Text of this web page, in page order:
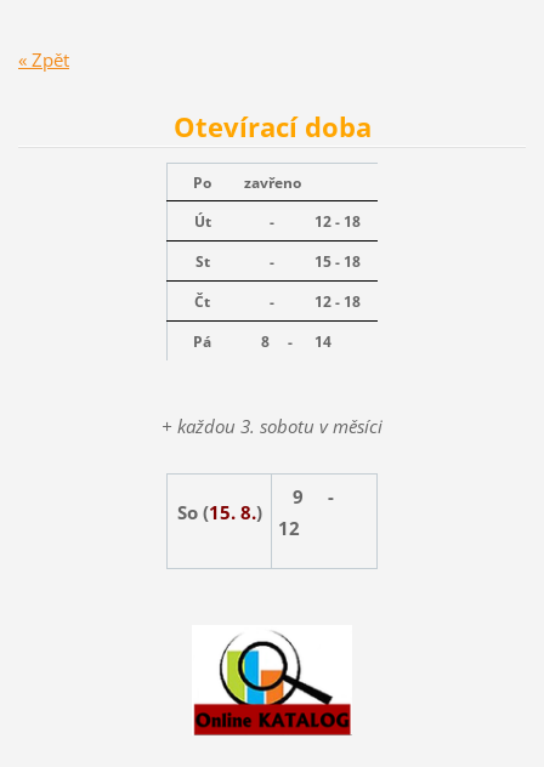
« Zpět
Otevírací doba
Po
zavřeno
Út
-
12 - 18
St
-
15 - 18
Čt
-
12 - 18
Pá
8 - 14
+ každou 3. sobotu v měsíci
So (15. 8.)
9 -
12